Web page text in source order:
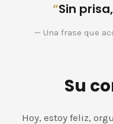
“Sin
— Una frase que
Su
Hoy, estoy feliz,